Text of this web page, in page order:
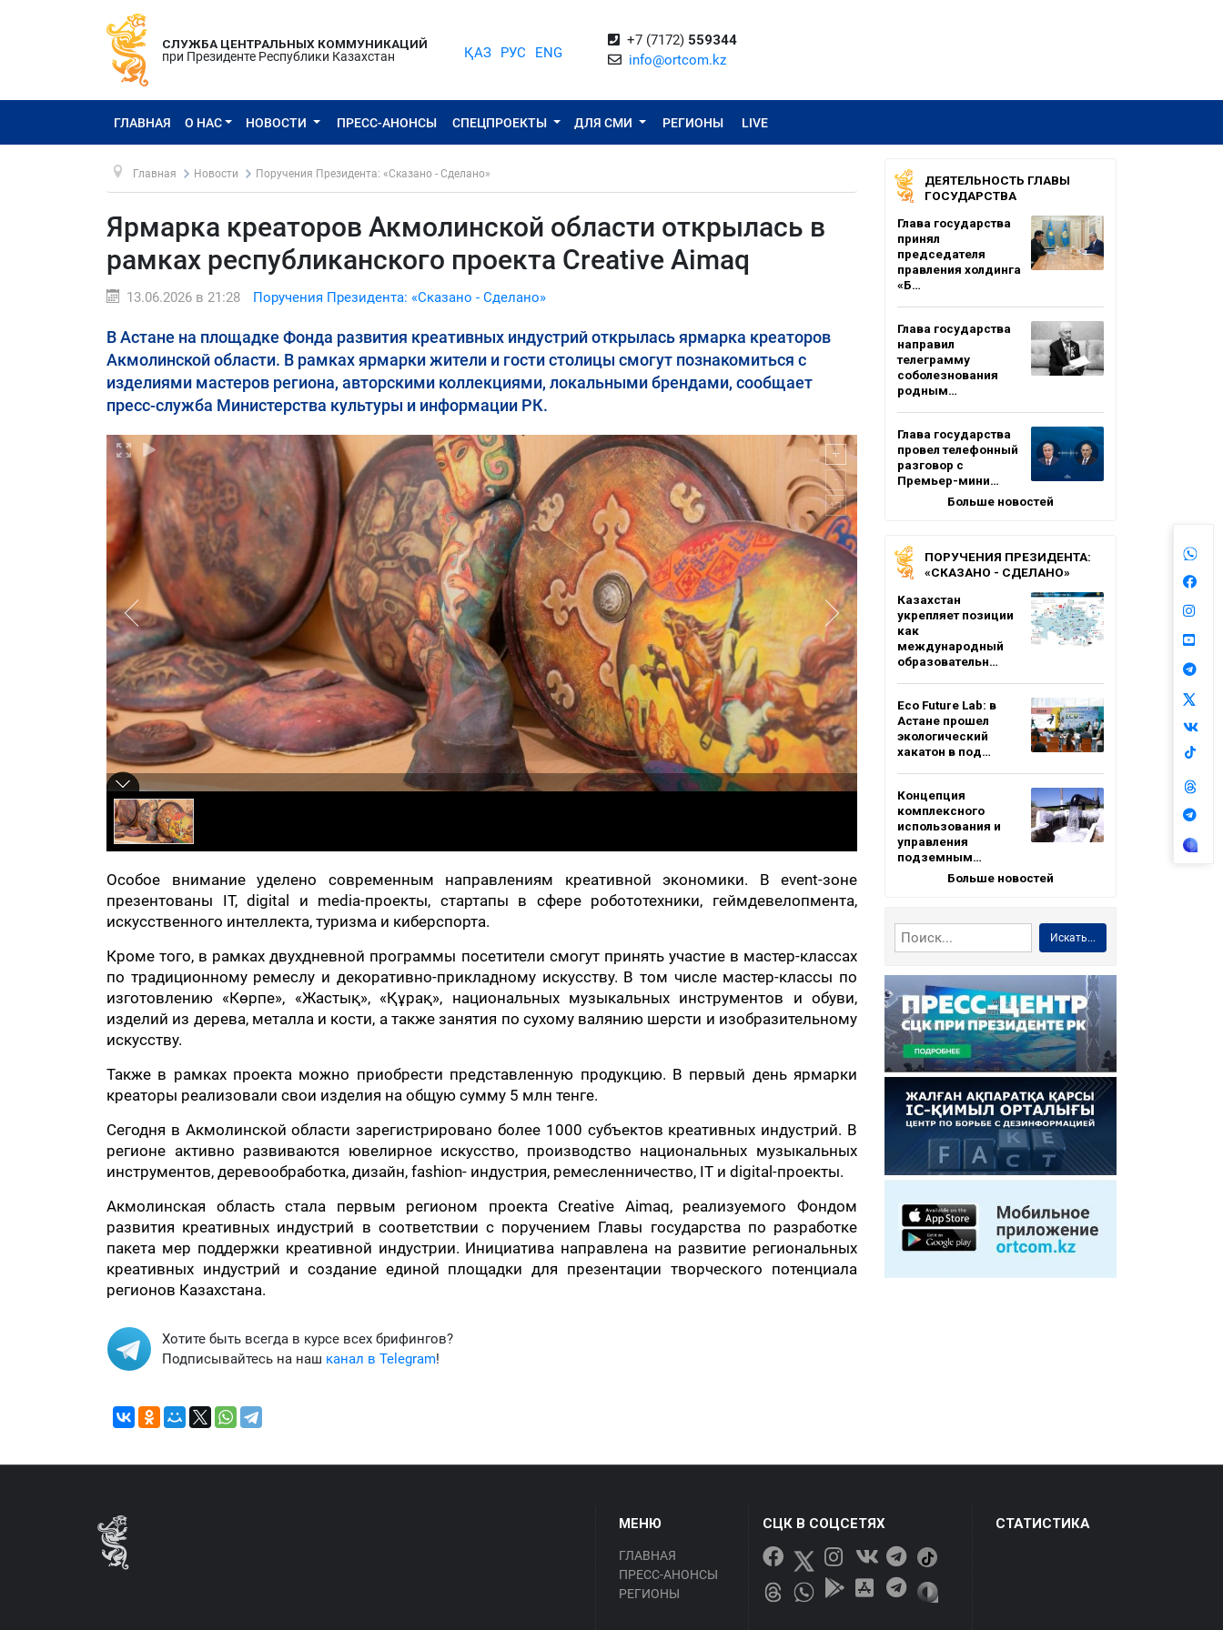
СЛУЖБА ЦЕНТРАЛЬНЫХ КОММУНИКАЦИЙ
при Президенте Республики Казахстан
ҚАЗ РУС ENG
+7 (7172) 559344
info@ortcom.kz
ГЛАВНАЯ О НАС НОВОСТИ ПРЕСС-АНОНСЫ СПЕЦПРОЕКТЫ ДЛЯ СМИ РЕГИОНЫ LIVE
Главная Новости Поручения Президента: «Сказано - Сделано»
Ярмарка креаторов Акмолинской области открылась в
рамках республиканского проекта Creative Aimaq
13.06.2026 в 21:28 Поручения Президента: «Сказано - Сделано»
В Астане на площадке Фонда развития креативных индустрий открылась ярмарка креаторов
Акмолинской области. В рамках ярмарки жители и гости столицы смогут познакомиться с
изделиями мастеров региона, авторскими коллекциями, локальными брендами, сообщает
пресс-служба Министерства культуры и информации РК.
Особое внимание уделено современным направлениям креативной экономики. В event-зоне
презентованы IT, digital и media-проекты, стартапы в сфере робототехники, геймдевелопмента,
искусственного интеллекта, туризма и киберспорта.
Кроме того, в рамках двухдневной программы посетители смогут принять участие в мастер-классах
по традиционному ремеслу и декоративно-прикладному искусству. В том числе мастер-классы по
изготовлению «Көрпе», «Жастық», «Құрақ», национальных музыкальных инструментов и обуви,
изделий из дерева, металла и кости, а также занятия по сухому валянию шерсти и изобразительному
искусству.
Также в рамках проекта можно приобрести представленную продукцию. В первый день ярмарки
креаторы реализовали свои изделия на общую сумму 5 млн тенге.
Сегодня в Акмолинской области зарегистрировано более 1000 субъектов креативных индустрий. В
регионе активно развиваются ювелирное искусство, производство национальных музыкальных
инструментов, деревообработка, дизайн, fashion- индустрия, ремесленничество, IT и digital-проекты.
Акмолинская область стала первым регионом проекта Creative Aimaq, реализуемого Фондом
развития креативных индустрий в соответствии с поручением Главы государства по разработке
пакета мер поддержки креативной индустрии. Инициатива направлена на развитие региональных
креативных индустрий и создание единой площадки для презентации творческого потенциала
регионов Казахстана.
Хотите быть всегда в курсе всех брифингов?
Подписывайтесь на наш канал в Telegram!
ДЕЯТЕЛЬНОСТЬ ГЛАВЫ
ГОСУДАРСТВА
Глава государства
принял
председателя
правления холдинга
«Б…
Глава государства
направил
телеграмму
соболезнования
родным…
Глава государства
провел телефонный
разговор с
Премьер-мини…
Больше новостей
ПОРУЧЕНИЯ ПРЕЗИДЕНТА:
«СКАЗАНО - СДЕЛАНО»
Казахстан
укрепляет позиции
как
международный
образовательн…
Eco Future Lab: в
Астане прошел
экологический
хакатон в под…
Концепция
комплексного
использования и
управления
подземным…
Больше новостей
Искать...
МЕНЮ
ГЛАВНАЯ
ПРЕСС-АНОНСЫ
РЕГИОНЫ
СЦК В СОЦСЕТЯХ СТАТИСТИКА